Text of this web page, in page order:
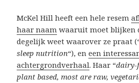
McKel Hill heeft een hele resem
haar naam waaruit moet blijken
degelijk weet waarover ze praat
sleep nutrition“), eneen
achtergrondverhaal. Haar “dairy-
plant based, most are raw,